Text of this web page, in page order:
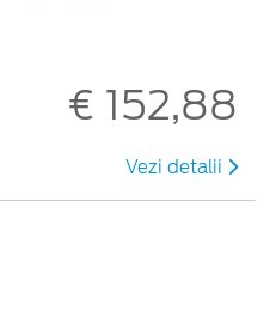
€ 152,88
Vezi detalii